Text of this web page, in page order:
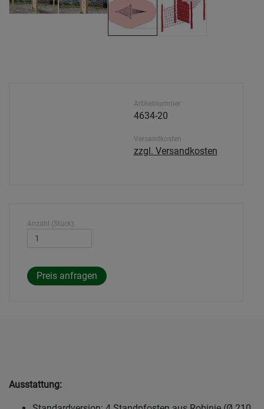
Artikelnummer
4634-20
Versandkosten
zzgl. Versandkosten
Anzahl (Stück):
Ausstattung: